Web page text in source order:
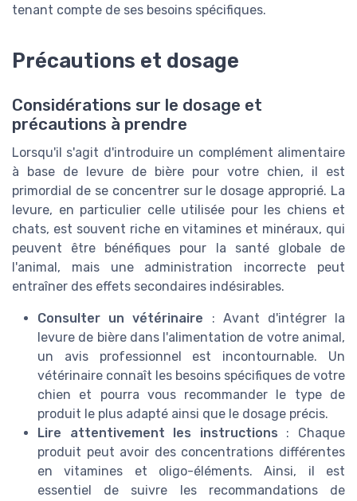
tenant compte de ses besoins spécifiques.
Précautions et dosage
Considérations sur le dosage et
précautions à prendre
Lorsqu'il s'agit d'introduire un complément alimentaire
à base de levure de bière pour votre chien, il est
primordial de se concentrer sur le dosage approprié. La
levure, en particulier celle utilisée pour les chiens et
chats, est souvent riche en vitamines et minéraux, qui
peuvent être bénéfiques pour la santé globale de
l'animal, mais une administration incorrecte peut
entraîner des effets secondaires indésirables.
Consulter un vétérinaire : Avant d'intégrer la
levure de bière dans l'alimentation de votre animal,
un avis professionnel est incontournable. Un
vétérinaire connaît les besoins spécifiques de votre
chien et pourra vous recommander le type de
produit le plus adapté ainsi que le dosage précis.
Lire attentivement les instructions : Chaque
produit peut avoir des concentrations différentes
en vitamines et oligo-éléments. Ainsi, il est
essentiel de suivre les recommandations de